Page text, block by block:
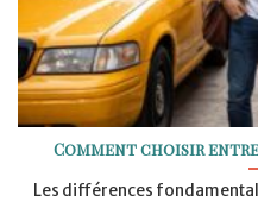
Comment choisir
Les différences